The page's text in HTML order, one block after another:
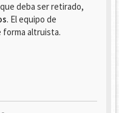
deba ser retirado,
. El equipo de
forma altruista.